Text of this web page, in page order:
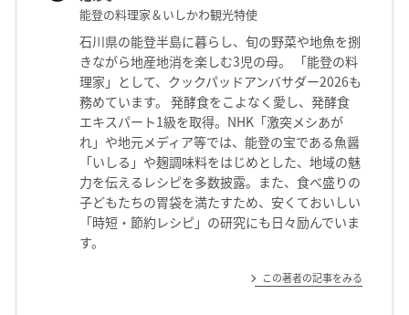
能登の料理家＆いしかわ観光特使
石川県の能登半島に暮らし、旬の野菜や地魚を捌
きながら地産地消を楽しむ3児の母。 「能登の料
理家」として、クックパッドアンバサダー2026も
務めています。 発酵食をこよなく愛し、発酵食
エキスパート1級を取得。NHK「激突メシあが
れ」や地元メディア等では、能登の宝である魚醤
「いしる」や麹調味料をはじめとした、地域の魅
力を伝えるレシピを多数披露。また、食べ盛りの
子どもたちの胃袋を満たすため、安くておいしい
「時短・節約レシピ」の研究にも日々励んでいま
す。
この著者の記事をみる